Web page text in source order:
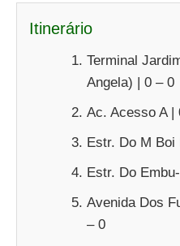
Itinerário
Terminal
Angela) | 0 – 0
Ac. Acesso A |
Estr. Do M
Estr. Do
Avenida Dos
– 0